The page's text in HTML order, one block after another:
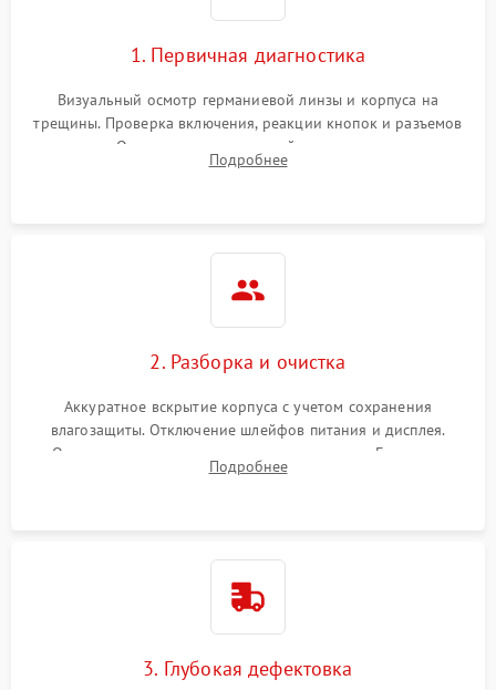
1. Первичная диагностика
Визуальный осмотр германиевой линзы и корпуса на
трещины. Проверка включения, реакции кнопок и разъемов
зарядки. Оценка вывода тепловой сигнатуры на экран,
проверка базовых функций и считывание системных
Подробнее
2. Разборка и очистка
Аккуратное вскрытие корпуса с учетом сохранения
влагозащиты. Отключение шлейфов питания и дисплея.
Очистка внутренних плат от окислов и пыли. Бережная
обработка германиевого объектива специализированными
Подробнее
3. Глубокая дефектовка